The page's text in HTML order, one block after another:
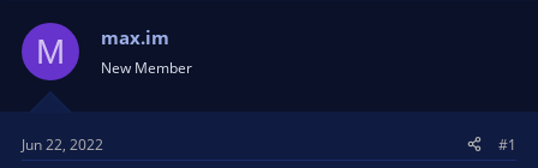
a
d
s
t
r
t
t
M max.im
New Member
Jun 22, 2022 #1